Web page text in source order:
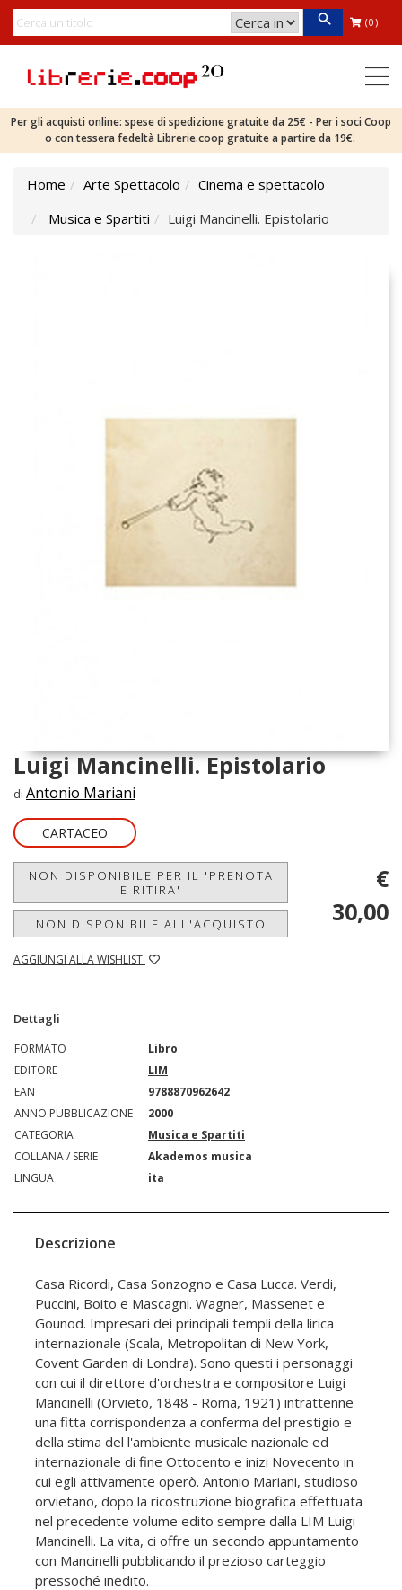
(0)
Per gli acquisti online: spese di spedizione gratuite da 25€ - Per i soci Coop
o con tessera fedeltà Librerie.coop gratuite a partire da 19€.
Home Arte Spettacolo
Cinema e spettacolo
Musica e Spartiti
Luigi Mancinelli. Epistolario
Luigi Mancinelli. Epistolario
di Antonio Mariani
CARTACEO
NON DISPONIBILE PER IL 'PRENOTA
E RITIRA'
NON DISPONIBILE ALL'ACQUISTO
AGGIUNGI ALLA WISHLIST
€
30,00
Dettagli
FORMATO
Libro
EDITORE
LIM
EAN
9788870962642
ANNO PUBBLICAZIONE
2000
CATEGORIA
Musica e Spartiti
COLLANA / SERIE
Akademos musica
LINGUA
ita
Descrizione
Casa Ricordi, Casa Sonzogno e Casa Lucca. Verdi,
Puccini, Boito e Mascagni. Wagner, Massenet e
Gounod. Impresari dei principali templi della lirica
internazionale (Scala, Metropolitan di New York,
Covent Garden di Londra). Sono questi i personaggi
con cui il direttore d'orchestra e compositore Luigi
Mancinelli (Orvieto, 1848 - Roma, 1921) intrattenne
una fitta corrispondenza a conferma del prestigio e
della stima del l'ambiente musicale nazionale ed
internazionale di fine Ottocento e inizi Novecento in
cui egli attivamente operò. Antonio Mariani, studioso
orvietano, dopo la ricostruzione biografica effettuata
nel precedente volume edito sempre dalla LIM Luigi
Mancinelli. La vita, ci offre un secondo appuntamento
con Mancinelli pubblicando il prezioso carteggio
pressoché inedito.